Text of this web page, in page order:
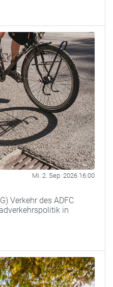
Mi. 2. Sep. 2026 16:00
Verkehr des ADFC
in